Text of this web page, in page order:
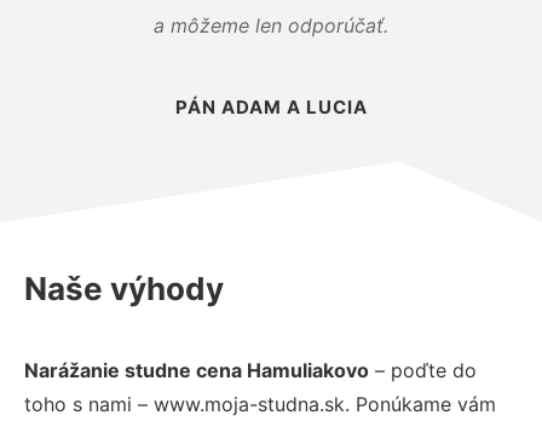
a môžeme len odporúčať.
PÁN ADAM A LUCIA
Naše výhody
Narážanie studne cena Hamuliakovo – poďte do
toho s nami – www.moja-studna.sk. Ponúkame vám